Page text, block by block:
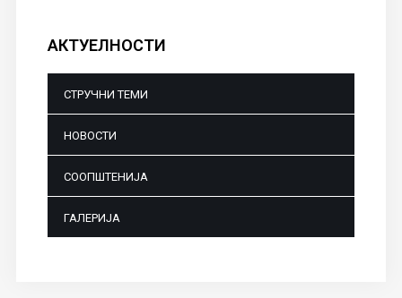
АКТУЕЛНОСТИ
СТРУЧНИ ТЕМИ
НОВОСТИ
СООПШТЕНИЈА
ГАЛЕРИЈА